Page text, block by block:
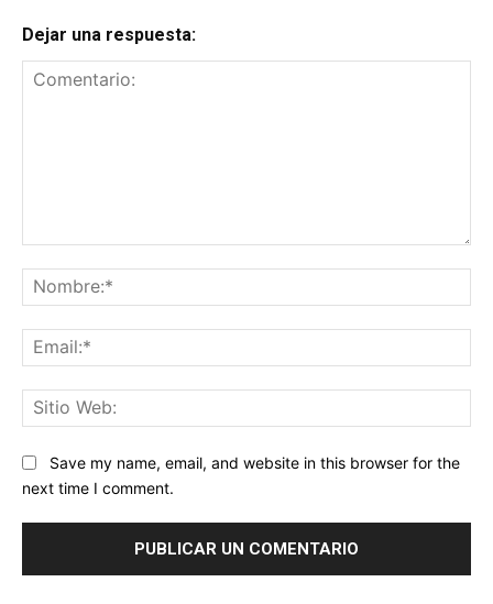
Dejar una respuesta:
Save my name, email, and website in this browser for the
next time I comment.